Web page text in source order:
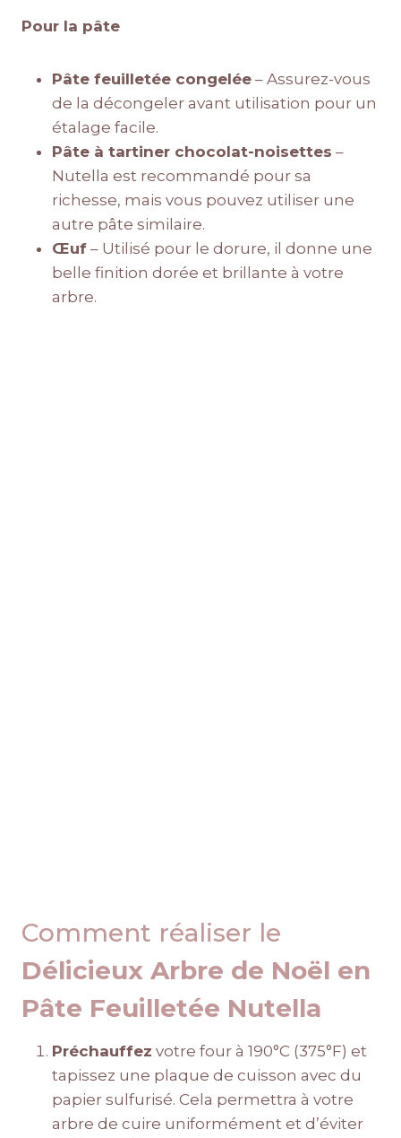
Pour la pâte
Pâte feuilletée congelée – Assurez-vous
de la décongeler avant utilisation pour un
étalage facile.
Pâte à tartiner chocolat-noisettes –
Nutella est recommandé pour sa
richesse, mais vous pouvez utiliser une
autre pâte similaire.
Œuf – Utilisé pour le dorure, il donne une
belle finition dorée et brillante à votre
arbre.
Comment réaliser le
Délicieux Arbre de Noël en
Pâte Feuilletée Nutella
Préchauffez votre four à 190°C (375°F) et
tapissez une plaque de cuisson avec du
papier sulfurisé. Cela permettra à votre
arbre de cuire uniformément et d’éviter